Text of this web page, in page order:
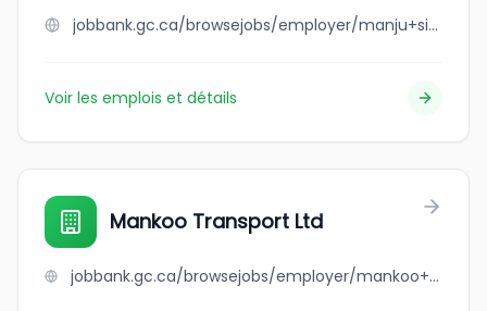
jobbank.gc.ca/browsejobs/employer/manju+singh/ca
Voir les emplois et détails
Mankoo Transport Ltd
jobbank.gc.ca/browsejobs/employer/mankoo+transport+ltd/ca